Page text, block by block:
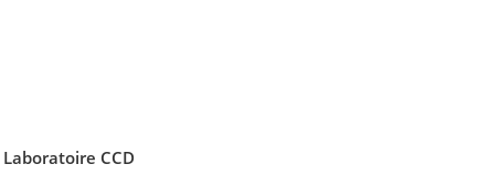
Laboratoire CCD